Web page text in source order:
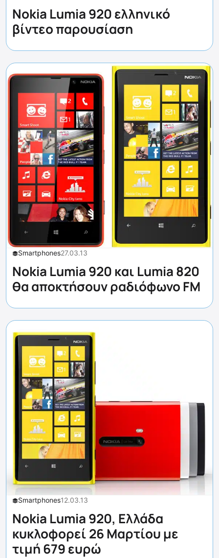
Nokia Lumia 920 ελληνικό
βίντεο παρουσίαση
Smartphones27.03.13
Nokia Lumia 920 και Lumia 820
θα αποκτήσουν ραδιόφωνο FM
Smartphones12.03.13
Nokia Lumia 920, Ελλάδα
κυκλοφορεί 26 Μαρτίου με
τιμή 679 ευρώ